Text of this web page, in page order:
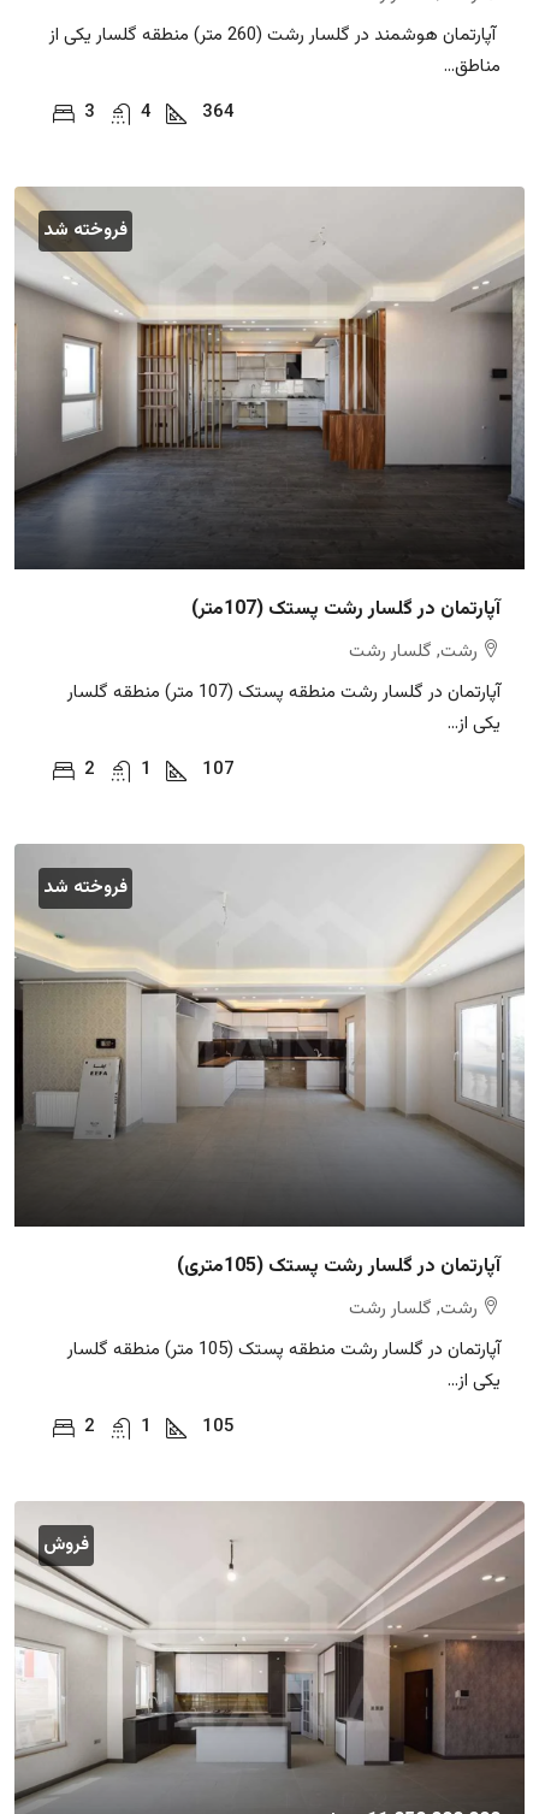
آپارتمان هوشمند در گلسار رشت (260 متر) منطقه گلسار یکی از
مناطق...
3
4 364
فروخته شد
آپارتمان در گلسار رشت پستک (107متر)
رشت, گلسار رشت
آپارتمان در گلسار رشت منطقه پستک (107 متر) منطقه گلسار
یکی از...
2
1 107
فروخته شد
آپارتمان در گلسار رشت پستک (105متری)
رشت, گلسار رشت
آپارتمان در گلسار رشت منطقه پستک (105 متر) منطقه گلسار
یکی از...
2
1 105
فروش